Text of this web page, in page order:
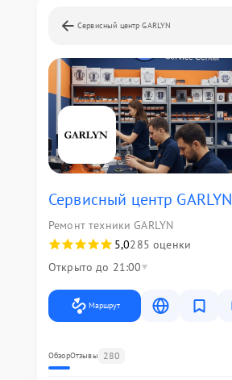
Сервисный центр GARLYN
Сервисный центр GARLYN
Ремонт техники GARLYN
5,0285 оценки
Открыто до 21:00
Маршрут
ОбзорОтзывы 280